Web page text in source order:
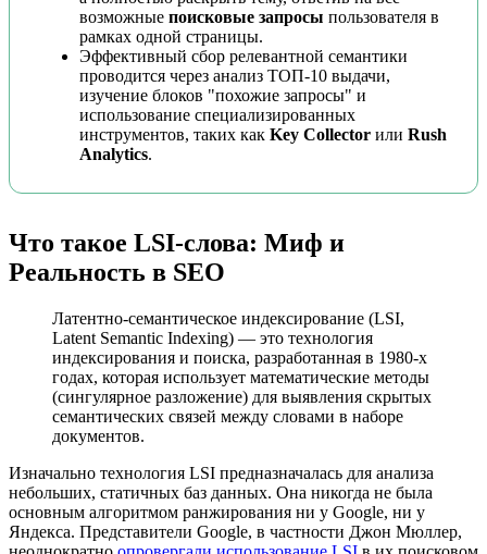
возможные поисковые запросы пользователя в
рамках одной страницы.
Эффективный сбор релевантной семантики
проводится через анализ ТОП-10 выдачи,
изучение блоков "похожие запросы" и
использование специализированных
инструментов, таких как Key Collector или Rush
Analytics.
Что такое LSI-слова: Миф и
Реальность в SEO
Латентно-семантическое индексирование (LSI,
Latent Semantic Indexing) — это технология
индексирования и поиска, разработанная в 1980-х
годах, которая использует математические методы
(сингулярное разложение) для выявления скрытых
семантических связей между словами в наборе
документов.
Изначально технология LSI предназначалась для анализа
небольших, статичных баз данных. Она никогда не была
основным алгоритмом ранжирования ни у Google, ни у
Яндекса. Представители Google, в частности Джон Мюллер,